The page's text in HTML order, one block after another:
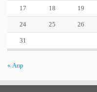
17 18 19
24 25 26
31
« Апр